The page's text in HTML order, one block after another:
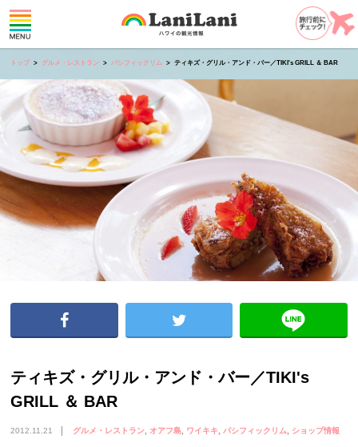
トップ グルメ・レストラン パシフィックリム ティキズ・グリル・アンド・バー／TIKI's GRILL ＆ BAR
ティキズ・グリル・アンド・バー／TIKI's
GRILL ＆ BAR
2012.11.21 グルメ・レストラン オアフ島 ワイキキ パシフィックリム ショップ情報